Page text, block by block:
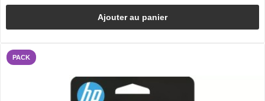
Ajouter au panier
PACK